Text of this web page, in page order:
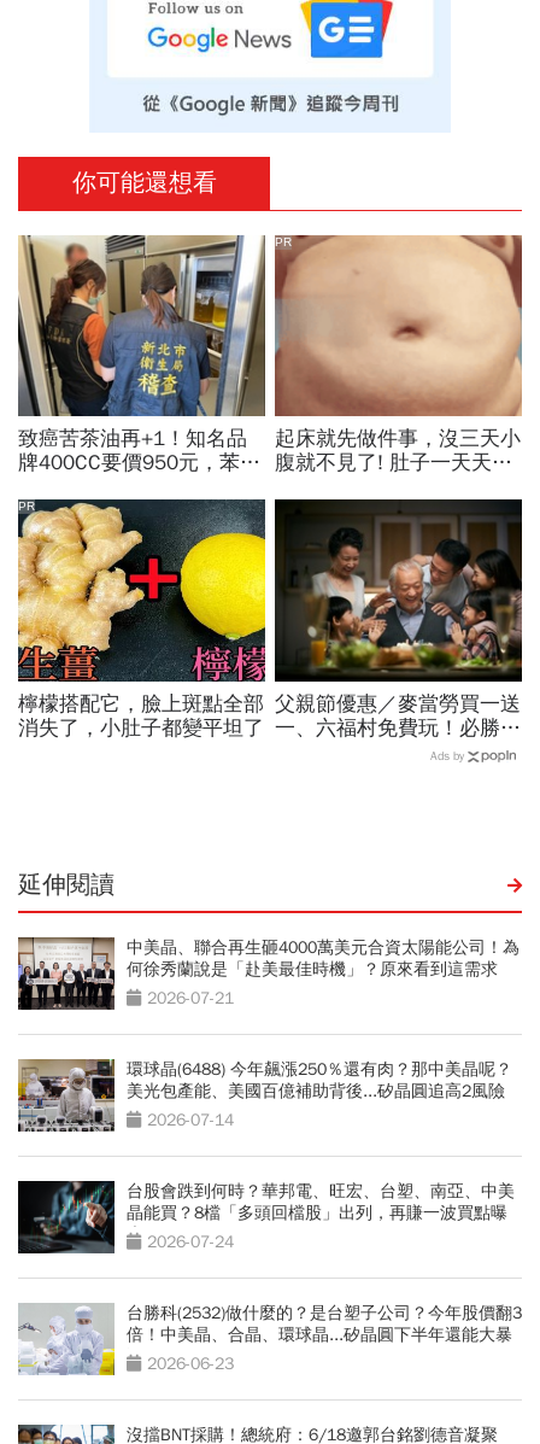
你可能還想看
致癌苦茶油再+1！知名品
牌400CC要價950元，苯駢
怎麼退貨？5家問題油廠最
新進度
起床就先做件事，沒三天小
腹就不見了! 肚子一天天變
PR
檸檬搭配它，臉上斑點全部
消失了，小肚子都變平坦了
PR
父親節優惠／麥當勞買一送
一、六福村免費玩！必勝
客、肯德基、遊樂園…29
Ads by
延伸閱讀
中美晶、聯合再生砸4000萬美元合資太陽能公司！為
何徐秀蘭說是「赴美最佳時機」？原來看到這需求
2026-07-21
環球晶(6488) 今年飆漲250％還有肉？那中美晶呢？
美光包產能、美國百億補助背後...矽晶圓追高2風險
2026-07-14
台股會跌到何時？華邦電、旺宏、台塑、南亞、中美
晶能買？8檔「多頭回檔股」出列，再賺一波買點曝
光 2026-07-24
台勝科(2532)做什麼的？是台塑子公司？今年股價翻3
倍！中美晶、合晶、環球晶...矽晶圓下半年還能大暴
漲？2026-06-23
沒擋BNT採購！總統府：6/18邀郭台銘劉德音凝聚